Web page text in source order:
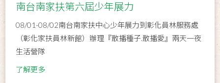
南台南家扶第六屆少年展力
08/01-08/02南台南家扶中心少年展力到彰化員林服務處
（彰化家扶員林新館）辦理『散播種子.散播愛』兩天一夜
生活營隊
了解更多